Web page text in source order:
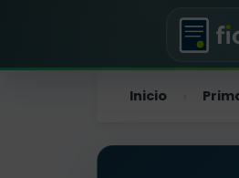
Inicio ›